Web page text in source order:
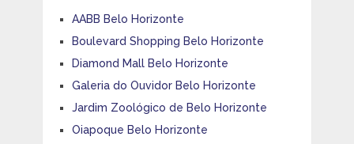
AABB Belo Horizonte
Boulevard Shopping Belo Horizonte
Diamond Mall Belo Horizonte
Galeria do Ouvidor Belo Horizonte
Jardim Zoológico de Belo Horizonte
Oiapoque Belo Horizonte